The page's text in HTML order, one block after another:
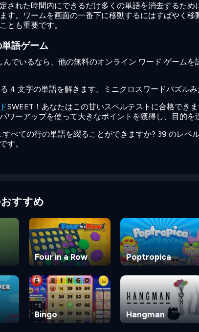
された時間内にできるだけ多くの単語を消去するため
す。ワームを画面の一番下に移動するにはすばやく移
とも重要です。
語ゲーム
んでいるなら、他の無料のオンライン ワード ゲームを
4 文字の単語を解きます。ミニクロスワードパズルみ
SWEET！あなたはこの甘いスペルテストに合格でき
ワーアップを使って大きなポイントを獲得し、目的を
すべての行の単語を綴ることができますか? 39 のレベ
す。
すすめ
Four in a Row Poptropica
Bingo Hangman